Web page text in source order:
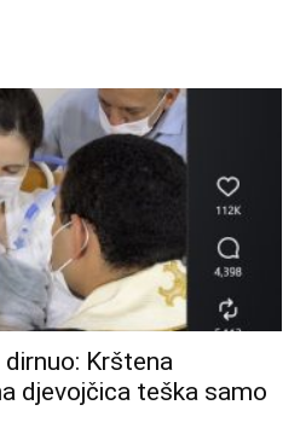
Krštena
djevojčica teška samo